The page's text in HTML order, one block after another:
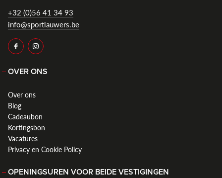
+32 (0)56 41 34 93
info@sportlauwers.be
OVER ONS
Over ons
Blog
Cadeaubon
Kortingsbon
Vacatures
Privacy en Cookie Policy
OPENINGSUREN VOOR BEIDE VESTIGINGEN